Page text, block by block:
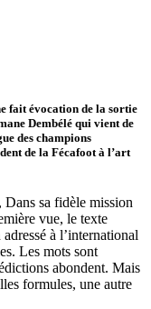
fait évocation de la sortie
Dembélé qui vient de
des champions
de la Fécafoot à l’art
sa fidèle mission
vue, le texte
à l’international
Les mots sont
abondent. Mais
formules, une autre